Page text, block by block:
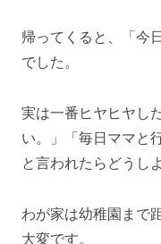
帰ってくると、「今
でした。
実は一番ヒヤヒヤし
い。」「毎日ママと
と言われたらどうし
わが家は幼稚園まで
大変です。